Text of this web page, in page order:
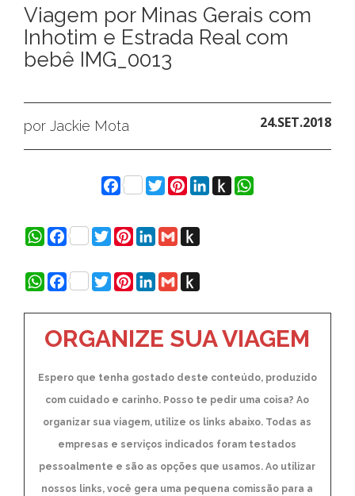
Viagem por Minas Gerais com
Inhotim e Estrada Real com
bebê IMG_0013
por Jackie Mota 24.SET.2018
Facebook
Twitter
Pinterest
LinkedIn
Push
to
WhatsApp
WhatsApp
Facebook
Twitter
Pinterest
LinkedIn
GmailPush
Kindle
WhatsApp
Facebook
Twitter
Pinterest
LinkedIn
GmailPush
to
Kindle
ORGANIZE SUA VIAGEM
Espero que tenha gostado deste conteúdo, produzido
com cuidado e carinho. Posso te pedir uma coisa? Ao
organizar sua viagem, utilize os links abaixo. Todas as
empresas e serviços indicados foram testados
pessoalmente e são as opções que usamos. Ao utilizar
nossos links, você gera uma pequena comissão para a